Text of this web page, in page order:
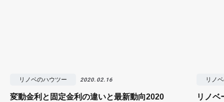
リノベのハウツー 2020.02.16
変動金利と固定金利の違いと最新動向2020
リノ
リノベ